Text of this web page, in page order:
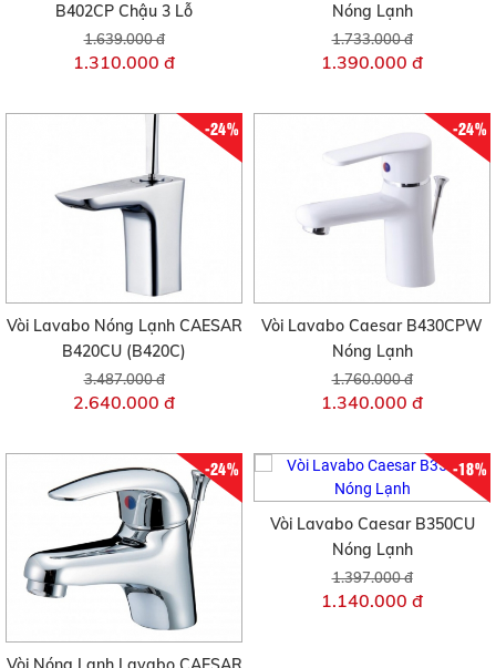
B402CP Chậu 3 Lỗ
1.639.000 đ
1.310.000 đ
Nóng Lạnh
1.733.000 đ
1.390.000 đ
-24%
Vòi Lavabo Nóng Lạnh CAESAR
B420CU (B420C)
3.487.000 đ
2.640.000 đ
-24%
Vòi Lavabo Caesar B430CPW
Nóng Lạnh
1.760.000 đ
1.340.000 đ
-24% -18%
Vòi Lavabo Caesar B350CU
Nóng Lạnh
1.397.000 đ
1.140.000 đ